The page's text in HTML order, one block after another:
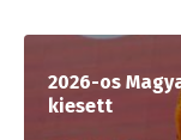
2026-os
kiesett